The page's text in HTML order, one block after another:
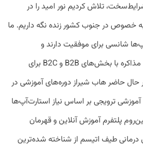
تلاش کردیم نور امید را در
خصوص در جنوب کشور زنده نگه داریم. ما
شانسی برای موفقیت دارند و
نمایشگاه‌ها فرصتی برای مذاکره با بخش‌های B2B و B2C برای
حاضر هاب شیراز دوره‌های آموزشی در
آموزشی ترویجی بر اساس نیاز استارت‌آپ‌ها
پلتفرم آموزش آنلاین و قهرمان
درمانی طیف اتیسم از شناخته شده‌ترین